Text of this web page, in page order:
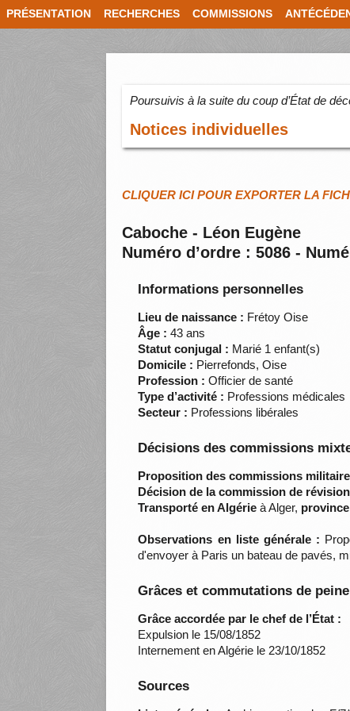
PRÉSENTATION RECHERCHES COMMISSIONS
Poursuivis à la suite du coup d’État de
Notices individuelles
CLIQUER ICI POUR EXPORTER LA
Caboche - Léon Eugène
Numéro d’ordre : 5086 -
Informations personnelles
Lieu de naissance : Frétoy Oise
Âge : 43 ans
Statut conjugal : Marié 1 enfant(s)
Domicile : Pierrefonds, Oise
Profession : Officier de santé
Type d’activité : Professions médicales
Secteur : Professions libérales
Décisions des commissions
Proposition des commissions
Décision de la commission de
Transporté en Algérie à Alger,
Observations en liste générale :
d'envoyer à Paris un bateau de pavés,
Grâces et commutations de peine
Grâce accordée par le chef de l’État :
Expulsion le 15/08/1852
Internement en Algérie le 23/10/1852
Sources